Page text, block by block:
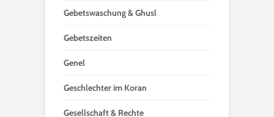
Gebetswaschung & Ghusl
Gebetszeiten
Genel
Geschlechter im Koran
Gesellschaft & Rechte